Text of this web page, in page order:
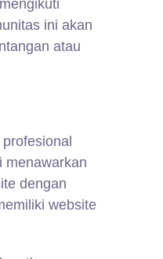
ini akan
atau
menawarkan
dengan
website